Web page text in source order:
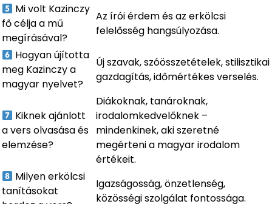
Mi volt Kazinczy
fő célja a mű
megírásával?
Az írói érdem és az erkölcsi
felelősség hangsúlyozása.
Hogyan újította
meg Kazinczy a
magyar nyelvet?
Új szavak, szóösszetételek, stilisztikai
gazdagítás, időmértékes verselés.
Kiknek ajánlott
a vers olvasása és
elemzése?
Diákoknak, tanároknak,
irodalomkedvelőknek –
mindenkinek, aki szeretné
megérteni a magyar irodalom
értékeit.
Milyen erkölcsi
tanításokat
Igazságosság, önzetlenség,
közösségi szolgálat fontossága.